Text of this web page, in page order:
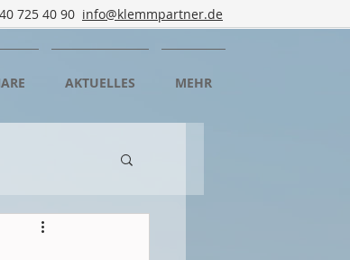
725 40 90 info@klemmpartner.de
AKTUELLES MEHR
Mediation